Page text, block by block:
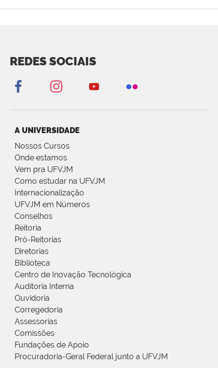
REDES SOCIAIS
A UNIVERSIDADE
Nossos Cursos
Onde estamos
Vem pra UFVJM
Como estudar na UFVJM
Internacionalização
UFVJM em Números
Conselhos
Reitoria
Pró-Reitorias
Diretorias
Biblioteca
Centro de Inovação Tecnológica
Auditoria Interna
Ouvidoria
Corregedoria
Assessorias
Comissões
Fundações de Apoio
Procuradoria-Geral Federal junto a UFVJM